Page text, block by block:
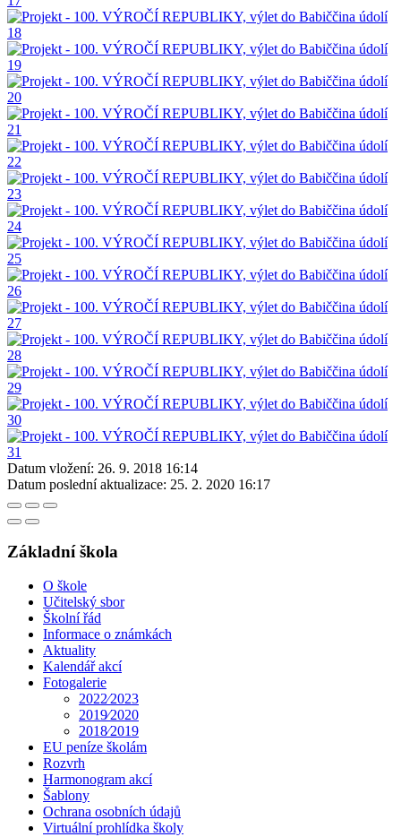
Datum vložení: 26. 9. 2018 16:14
Datum poslední aktualizace: 25. 2. 2020 16:17
Základní škola
O škole
Učitelský sbor
Školní řád
Informace o známkách
Aktuality
Kalendář akcí
Fotogalerie
2022⁄2023
2019⁄2020
2018⁄2019
EU peníze školám
Rozvrh
Harmonogram akcí
Šablony
Ochrana osobních údajů
Virtuální prohlídka školy